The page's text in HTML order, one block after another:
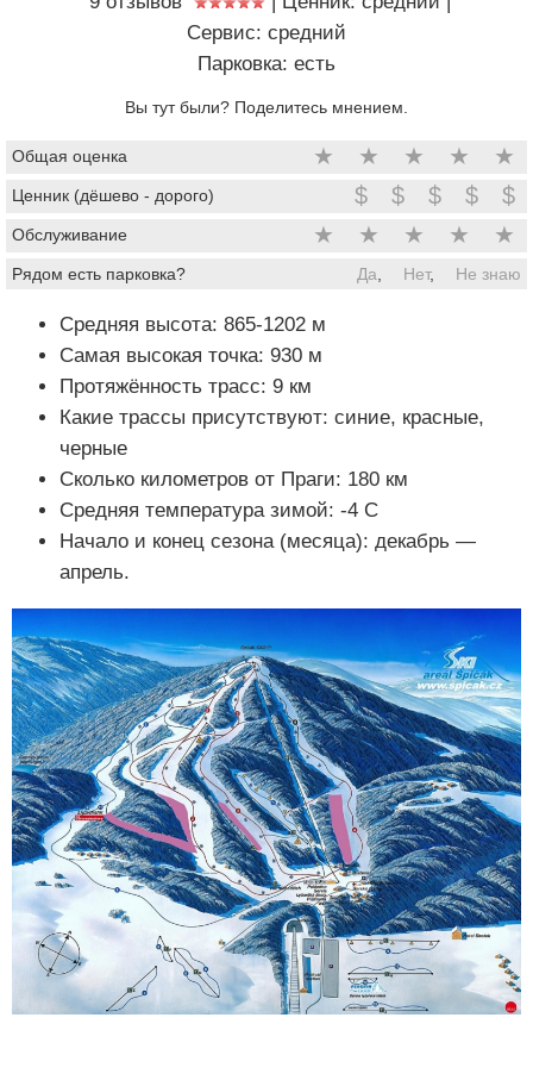
Сервис: средний
Парковка: есть
Вы тут были? Поделитесь мнением.
Общая оценка ★ ★ ★ ★ ★
Ценник (дёшево - дорого) $ $ $ $ $
Обслуживание ★ ★ ★ ★ ★
Рядом есть парковка? Да Нет, Не знаю
Средняя высота: 865-1202 м
Самая высокая точка: 930 м
Протяжённость трасс: 9 км
Какие трассы присутствуют: синие, красные,
черные
Сколько километров от Праги: 180 км
Средняя температура зимой: -4 C
Начало и конец сезона (месяца): декабрь —
апрель.